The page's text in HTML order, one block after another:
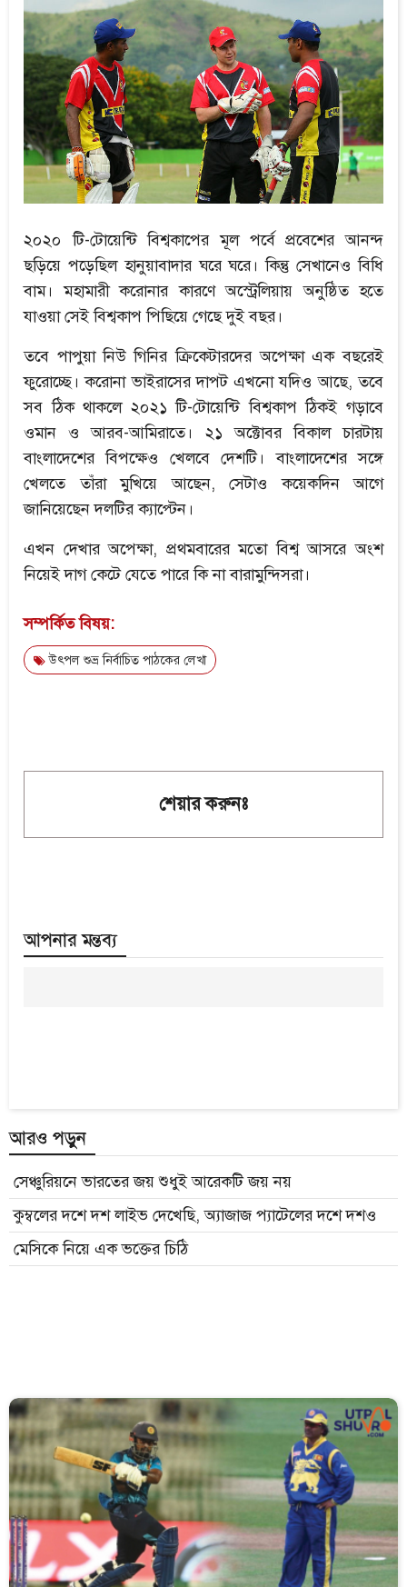
২০২০ টি-টোয়েন্টি বিশ্বকাপের মূল পর্বে প্রবেশের আনন্দ
ছড়িয়ে পড়েছিল হানুয়াবাদার ঘরে ঘরে। কিন্তু সেখানেও বিধি
বাম। মহামারী করোনার কারণে অস্ট্রেলিয়ায় অনুষ্ঠিত হতে
যাওয়া সেই বিশ্বকাপ পিছিয়ে গেছে দুই বছর।
তবে পাপুয়া নিউ গিনির ক্রিকেটারদের অপেক্ষা এক বছরেই
ফুরোচ্ছে। করোনা ভাইরাসের দাপট এখনো যদিও আছে, তবে
সব ঠিক থাকলে ২০২১ টি-টোয়েন্টি বিশ্বকাপ ঠিকই গড়াবে
ওমান ও আরব-আমিরাতে। ২১ অক্টোবর বিকাল চারটায়
বাংলাদেশের বিপক্ষেও খেলবে দেশটি। বাংলাদেশের সঙ্গে
খেলতে তাঁরা মুখিয়ে আছেন, সেটাও কয়েকদিন আগে
জানিয়েছেন দলটির ক্যাপ্টেন।
এখন দেখার অপেক্ষা, প্রথমবারের মতো বিশ্ব আসরে অংশ
নিয়েই দাগ কেটে যেতে পারে কি না বারামুন্দিসরা।
সম্পর্কিত বিষয়:
উৎপল শুভ্র নির্বাচিত পাঠকের লেখা
শেয়ার করুনঃ
আপনার মন্তব্য
আরও পড়ুন
সেঞ্চুরিয়নে ভারতের জয় শুধুই আরেকটি জয় নয়
কুম্বলের দশে দশ লাইভ দেখেছি, অ্যাজাজ প্যাটেলের দশে দশও
মেসিকে নিয়ে এক ভক্তের চিঠি